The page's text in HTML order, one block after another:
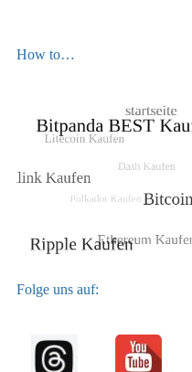
How to…
Folge uns auf: